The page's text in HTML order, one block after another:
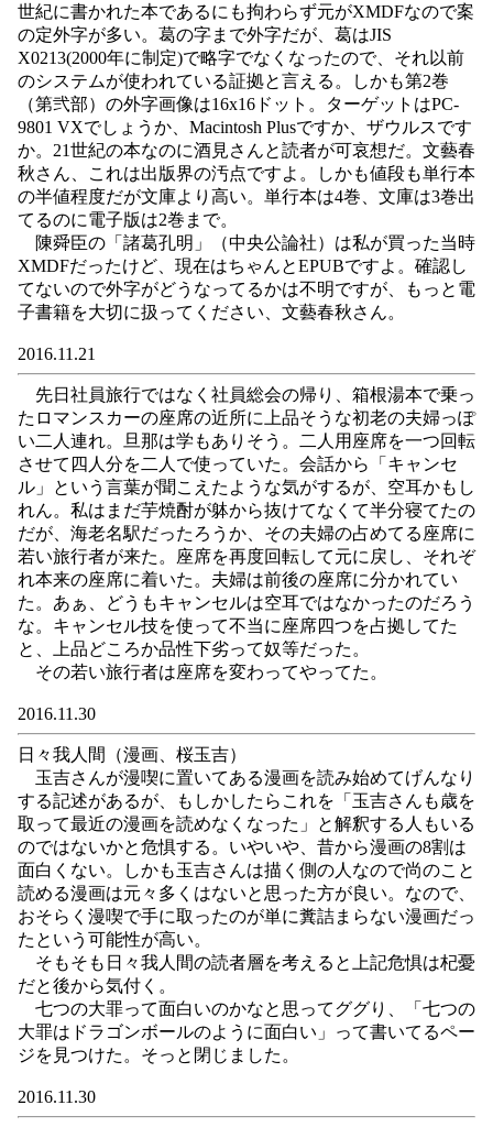
世紀に書かれた本であるにも拘わらず元がXMDFなので案
の定外字が多い。葛の字まで外字だが、葛はJIS
X0213(2000年に制定)で略字でなくなったので、それ以前
のシステムが使われている証拠と言える。しかも第2巻
（第弐部）の外字画像は16x16ドット。ターゲットはPC-
9801 VXでしょうか、Macintosh Plusですか、ザウルスです
か。21世紀の本なのに酒見さんと読者が可哀想だ。文藝春
秋さん、これは出版界の汚点ですよ。しかも値段も単行本
の半値程度だが文庫より高い。単行本は4巻、文庫は3巻出
てるのに電子版は2巻まで。
陳舜臣の「諸葛孔明」（中央公論社）は私が買った当時
XMDFだったけど、現在はちゃんとEPUBですよ。確認し
てないので外字がどうなってるかは不明ですが、もっと電
子書籍を大切に扱ってください、文藝春秋さん。
2016.11.21
先日社員旅行ではなく社員総会の帰り、箱根湯本で乗っ
たロマンスカーの座席の近所に上品そうな初老の夫婦っぽ
い二人連れ。旦那は学もありそう。二人用座席を一つ回転
させて四人分を二人で使っていた。会話から「キャンセ
ル」という言葉が聞こえたような気がするが、空耳かもし
れん。私はまだ芋焼酎が躰から抜けてなくて半分寝てたの
だが、海老名駅だったろうか、その夫婦の占めてる座席に
若い旅行者が来た。座席を再度回転して元に戻し、それぞ
れ本来の座席に着いた。夫婦は前後の座席に分かれてい
た。あぁ、どうもキャンセルは空耳ではなかったのだろう
な。キャンセル技を使って不当に座席四つを占拠してた
と、上品どころか品性下劣って奴等だった。
その若い旅行者は座席を変わってやってた。
2016.11.30
日々我人間（漫画、桜玉吉）
玉吉さんが漫喫に置いてある漫画を読み始めてげんなり
する記述があるが、もしかしたらこれを「玉吉さんも歳を
取って最近の漫画を読めなくなった」と解釈する人もいる
のではないかと危惧する。いやいや、昔から漫画の8割は
面白くない。しかも玉吉さんは描く側の人なので尚のこと
読める漫画は元々多くはないと思った方が良い。なので、
おそらく漫喫で手に取ったのが単に糞詰まらない漫画だっ
たという可能性が高い。
そもそも日々我人間の読者層を考えると上記危惧は杞憂
だと後から気付く。
七つの大罪って面白いのかなと思ってググり、「七つの
大罪はドラゴンボールのように面白い」って書いてるペー
ジを見つけた。そっと閉じました。
2016.11.30